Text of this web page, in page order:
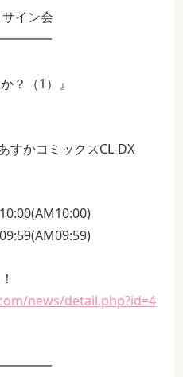
イン会
？（1）』
すかコミックスCL-DX
news/detail.php?id=4